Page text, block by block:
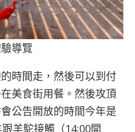
導覽
時間走，然後可以到付
美食街用餐。然後攻頂
公告開放的時間今年是
羊駝接觸（14:00開